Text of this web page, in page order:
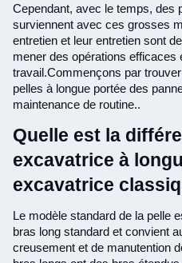
Cependant, avec le temps, des
surviennent avec ces grosses
entretien et leur entretien sont
mener des opérations efficaces
travail.Commençons par
pelles à longue portée des
maintenance de routine..
Quelle est la
excavatrice à
excavatrice
Le modèle standard de la pelle
bras long standard et convient
creusement et de manutention